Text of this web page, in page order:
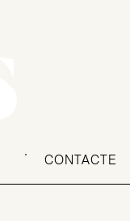
CONTACTE